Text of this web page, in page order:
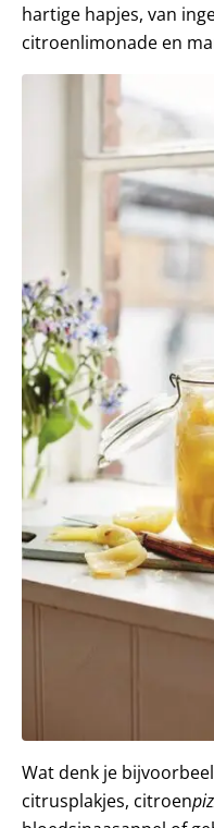
hartige hapjes, van
citroenlimonade en
Wat denk je
citrusplakjes, citroen